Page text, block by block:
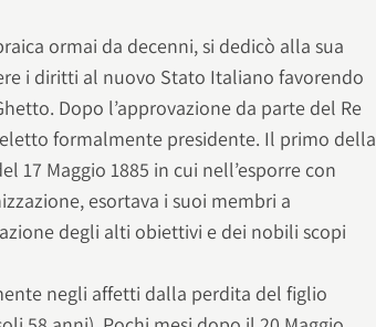
ormai da decenni, si dedicò alla sua
i diritti al nuovo Stato Italiano favorendo
Dopo l’approvazione da parte del Re
formalmente presidente. Il primo della
17 Maggio 1885 in cui nell’esporre con
esortava i suoi membri a
degli alti obiettivi e dei nobili scopi
negli affetti dalla perdita del figlio